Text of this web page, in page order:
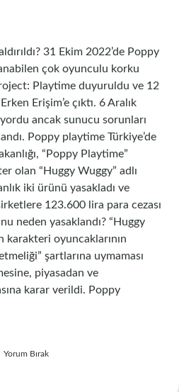
31 Ekim 2022’de Poppy
çok oyunculu korku
Playtime duyuruldu ve 12
Erişim’e çıktı. 6 Aralık
ancak sunucu sorunları
Poppy playtime Türkiye’de
“Poppy Playtime”
olan “Huggy Wuggy” adlı
iki ürünü yasakladı ve
123.600 lira para cezası
neden yasaklandı? “Huggy
karakteri oyuncaklarının
şartlarına uymaması
piyasadan ve
karar verildi. Poppy
Yorum Bırak